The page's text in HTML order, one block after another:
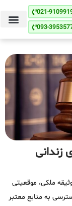
021-
093-
زندانی
ملکی، موقعیتی
به منابع معتبر